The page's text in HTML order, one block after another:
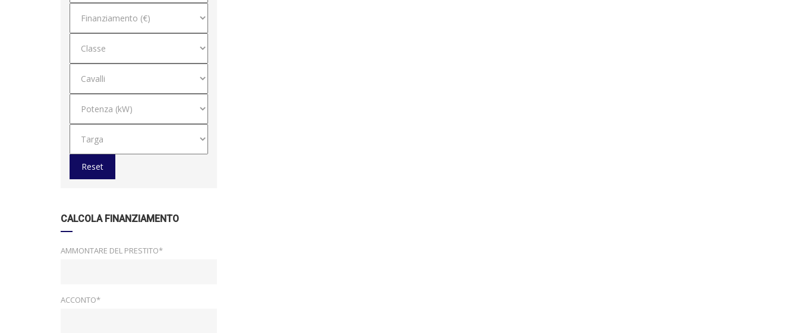
Reset
CALCOLA FINANZIAMENTO
AMMONTARE DEL PRESTITO*
ACCONTO*